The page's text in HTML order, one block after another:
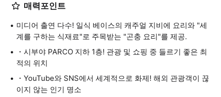
매력포인트
미디어 출연 다수! 일식 베이스의 캐주얼 지비에 요리와 "세
계를 구하는 식재료"로 주목받는 "곤충 요리"를 제공.
・시부야 PARCO 지하 1층! 관광 및 쇼핑 중 들르기 좋은 최
적의 위치
・YouTube와 SNS에서 세계적으로 화제! 해외 관광객이 끊
이지 않는 인기 명소